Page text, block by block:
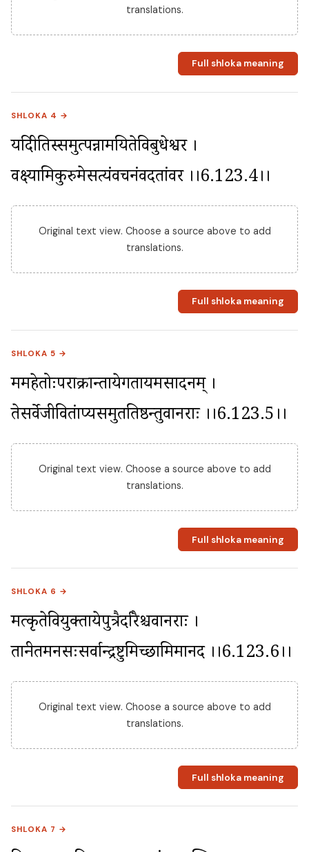
translations.
Full shloka meaning
SHLOKA 4 →
यदिप्रीतिस्समुत्पन्नामयितेविबुधेश्वर ।
वक्ष्यामिकुरुमेसत्यंवचनंवदतांवर ।।6.123.4।।
Original text view. Choose a source above to add
translations.
Full shloka meaning
SHLOKA 5 →
ममहेतोःपराक्रान्तायेगतायमसादनम् ।
तेसर्वेजीवितंप्राप्यसमुततिष्ठन्तुवानराः ।।6.123.5।।
Original text view. Choose a source above to add
translations.
Full shloka meaning
SHLOKA 6 →
मत्कृतेविप्रयुक्तायेपुत्रैर्दारैश्चवानराः ।
तान्प्रीतमनसःसर्वान्द्रष्टुमिच्छामिमानद ।।6.123.6।।
Original text view. Choose a source above to add
translations.
Full shloka meaning
SHLOKA 7 →